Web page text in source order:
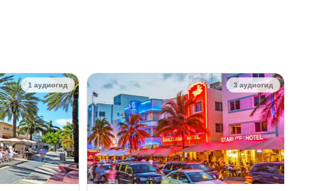
1 аудиогид 3 аудиогид